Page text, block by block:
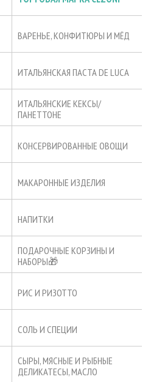
ВАРЕНЬЕ, КОНФИТЮРЫ И МЁД
ИТАЛЬЯНСКАЯ ПАСТА DE LUCA
ИТАЛЬЯНСКИЕ КЕКСЫ/
ПАНЕТТОНЕ
КОНСЕРВИРОВАННЫЕ ОВОЩИ
МАКАРОННЫЕ ИЗДЕЛИЯ
НАПИТКИ
ПОДАРОЧНЫЕ КОРЗИНЫ И
НАБОРЫ🎁
РИС И РИЗОТТО
СОЛЬ И СПЕЦИИ
СЫРЫ, МЯСНЫЕ И РЫБНЫЕ
ДЕЛИКАТЕСЫ, МАСЛО